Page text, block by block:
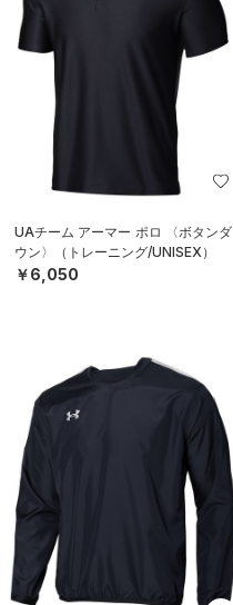
UAチーム アーマー ポロ 〈ボタンダ
ウン〉（トレーニング/UNISEX）
￥6,050